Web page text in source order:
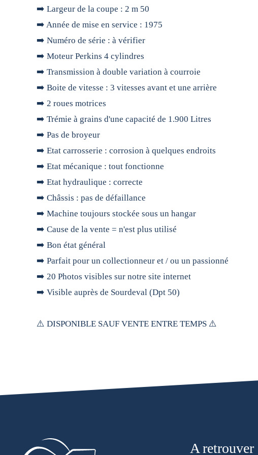
➡️ Largeur de la coupe : 2 m 50
➡️ Année de mise en service : 1975
➡️ Numéro de série : à vérifier
➡️ Moteur Perkins 4 cylindres
➡️ Transmission à double variation à courroie
➡️ Boite de vitesse : 3 vitesses avant et une arrière
➡️ 2 roues motrices
➡️ Trémie à grains d'une capacité de 1.900 Litres
➡️ Pas de broyeur
➡️ Etat carrosserie : corrosion à quelques endroits
➡️ Etat mécanique : tout fonctionne
➡️ Etat hydraulique : correcte
➡️ Châssis : pas de défaillance
➡️ Machine toujours stockée sous un hangar
➡️ Cause de la vente = n'est plus utilisé
➡️ Bon état général
➡️ Parfait pour un collectionneur et / ou un passionné
➡️ 20 Photos visibles sur notre site internet
➡️ Visible auprès de Sourdeval (Dpt 50)
⚠️ DISPONIBLE SAUF VENTE ENTRE TEMPS ⚠️
A retrouver